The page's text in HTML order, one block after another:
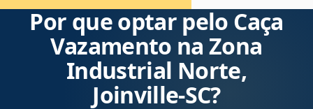
Por que optar pelo Caça
Vazamento na Zona
Industrial Norte,
Joinville‑SC?